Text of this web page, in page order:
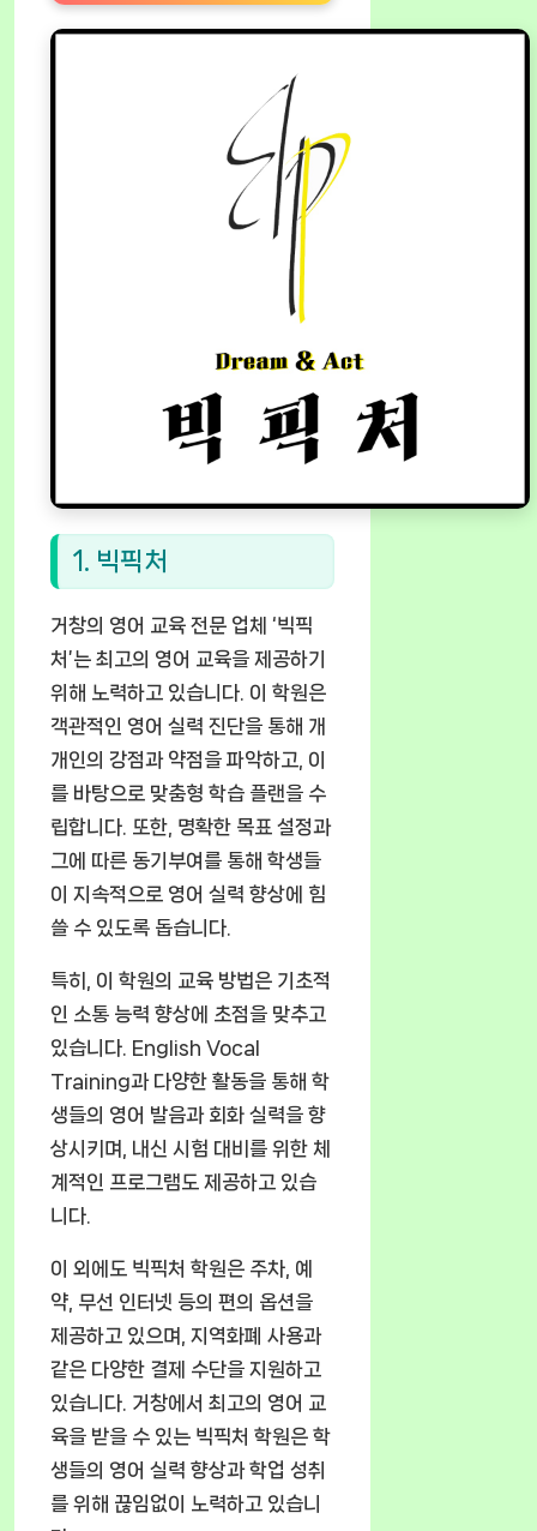
1. 빅픽처
거창의 영어 교육 전문 업체 ‘빅픽
처’는 최고의 영어 교육을 제공하기
위해 노력하고 있습니다. 이 학원은
객관적인 영어 실력 진단을 통해 개
개인의 강점과 약점을 파악하고, 이
를 바탕으로 맞춤형 학습 플랜을 수
립합니다. 또한, 명확한 목표 설정과
그에 따른 동기부여를 통해 학생들
이 지속적으로 영어 실력 향상에 힘
쓸 수 있도록 돕습니다.
특히, 이 학원의 교육 방법은 기초적
인 소통 능력 향상에 초점을 맞추고
있습니다. English Vocal
Training과 다양한 활동을 통해 학
생들의 영어 발음과 회화 실력을 향
상시키며, 내신 시험 대비를 위한 체
계적인 프로그램도 제공하고 있습
니다.
이 외에도 빅픽처 학원은 주차, 예
약, 무선 인터넷 등의 편의 옵션을
제공하고 있으며, 지역화폐 사용과
같은 다양한 결제 수단을 지원하고
있습니다. 거창에서 최고의 영어 교
육을 받을 수 있는 빅픽처 학원은 학
생들의 영어 실력 향상과 학업 성취
를 위해 끊임없이 노력하고 있습니